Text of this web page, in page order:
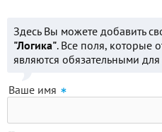
Здесь Вы можете добавить
"Логика". Все поля, которые
являются обязательными
Ваше имя